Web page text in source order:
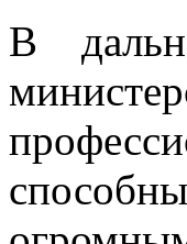
В